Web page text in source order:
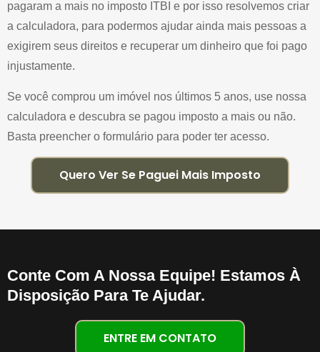
pagaram a mais no imposto ITBI e por isso resolvemos criar
a calculadora, para podermos ajudar ainda mais pessoas a
exigirem seus direitos e recuperar um dinheiro que foi pago
injustamente.
Se você comprou um imóvel nos últimos 5 anos, use nossa
calculadora e descubra se pagou imposto a mais ou não.
Basta preencher o formulário para poder ter acesso.
Quero Ver Se Paguei Mais Imposto
Conte Com A Nossa Equipe! Estamos À
Disposição Para Te Ajudar.
ENTRE EM CONTATO